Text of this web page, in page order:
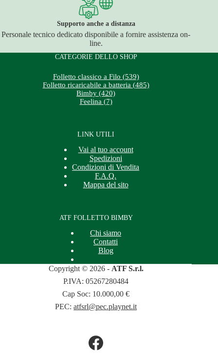
Supporto anche a distanza
Personale tecnico dedicato disponibile a fornire assistenza on-
line.
CATEGORIE DELLO SHOP
Folletto classico a Filo (539)
Folletto ricaricabile a batteria (485)
Bimby (420)
Feelina (7)
LINK UTILI
Vai al tuo account
Spedizioni
Condizioni di Vendita
F.A.Q.
Mappa del sito
ATF FOLLETTO BIMBY
Chi siamo
Contatti
Blog
Copyright © 2026 - ATF S.r.l.
P.IVA: 05267280484
Cap Soc: 10.000,00 €
PEC:atfsrl@pec.playnet.it